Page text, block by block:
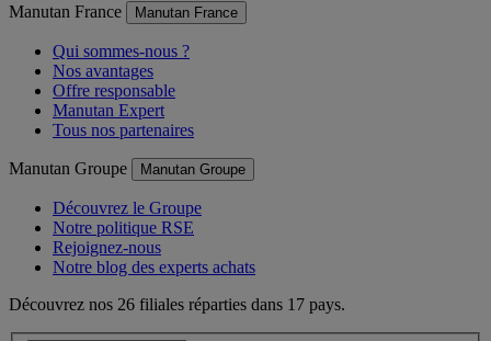
Manutan France Manutan France
Qui sommes-nous ?
Nos avantages
Offre responsable
Manutan Expert
Tous nos partenaires
Manutan Groupe Manutan Groupe
Découvrez le Groupe
Notre politique RSE
Rejoignez-nous
Notre blog des experts achats
Découvrez nos 26 filiales réparties dans 17 pays.